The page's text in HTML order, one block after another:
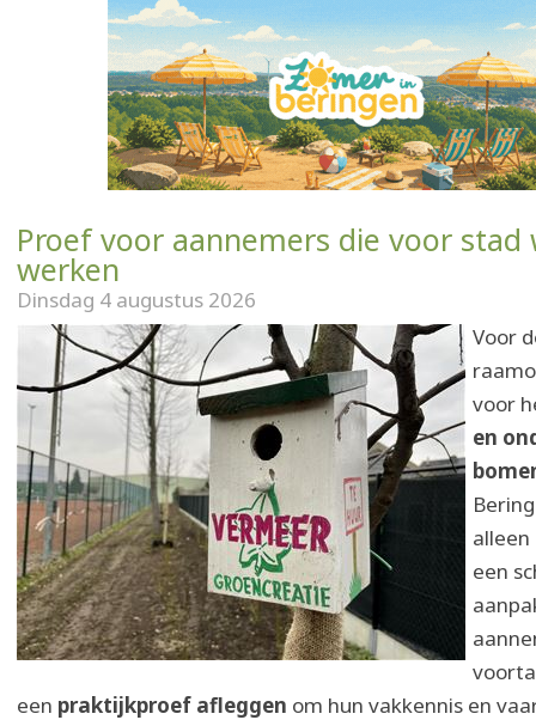
Proef voor aannemers die voor stad
werken
Dinsdag 4 augustus 2026
Voor
voor
en
alleen
een
een praktijkproef afleggen om hun vakkennis en